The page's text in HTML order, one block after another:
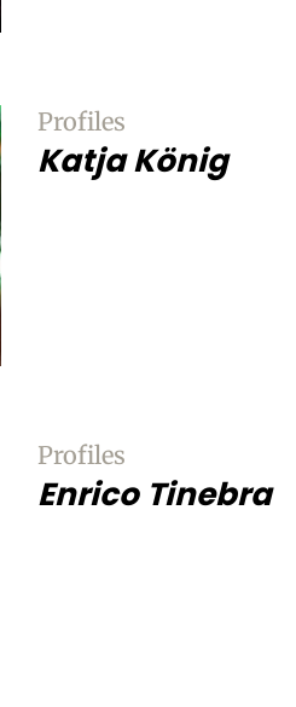
Profiles
Katja König
Profiles
Enrico Tinebra